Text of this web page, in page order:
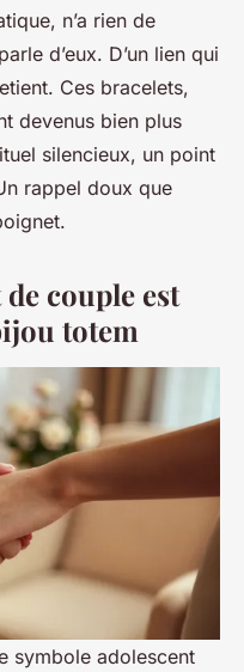
n’a rien de
d’eux. D’un lien qui
Ces bracelets,
devenus bien plus
silencieux, un point
rappel doux que
couple est
totem
symbole adolescent